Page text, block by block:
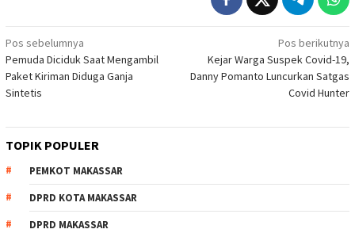
Navigasi
pos
Pos sebelumnya
Pemuda Diciduk Saat Mengambil
Paket Kiriman Diduga Ganja
Sintetis
Pos berikutnya
Kejar Warga Suspek Covid-19,
Danny Pomanto Luncurkan Satgas
Covid Hunter
TOPIK POPULER
PEMKOT MAKASSAR
DPRD KOTA MAKASSAR
DPRD MAKASSAR